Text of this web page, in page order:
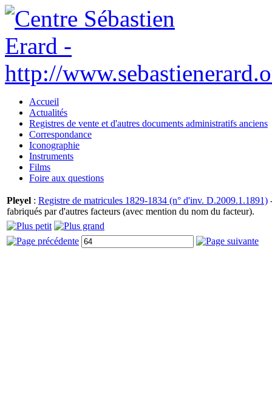
Accueil
Actualités
Registres de vente et d'autres documents administratifs anciens
Correspondance
Iconographie
Instruments
Films
Foire aux questions
Pleyel : Registre de matricules 1829-1834 (n° d'inv. D.2009.1.1891)
fabriqués par d'autres facteurs (avec mention du nom du facteur).